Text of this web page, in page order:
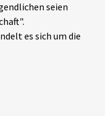
seien
es sich um die